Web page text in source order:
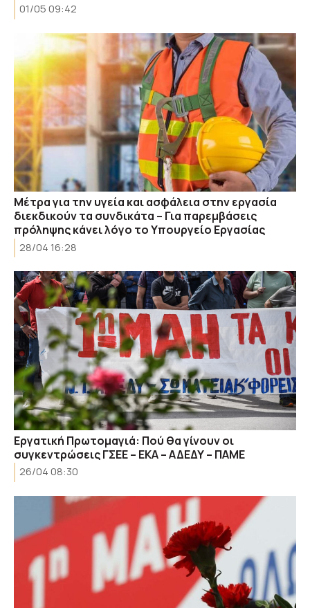
01/05 09:42
Μέτρα για την υγεία και ασφάλεια στην εργασία
διεκδικούν τα συνδικάτα – Για παρεμβάσεις
πρόληψης κάνει λόγο το Υπουργείο Εργασίας
28/04 16:28
Εργατική Πρωτομαγιά: Πού θα γίνουν οι
συγκεντρώσεις ΓΣΕΕ – ΕΚΑ – ΑΔΕΔΥ – ΠΑΜΕ
26/04 08:30